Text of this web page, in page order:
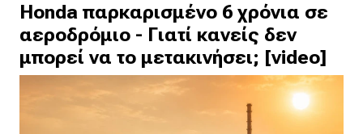
Honda παρκαρισμένο 6 χρόνια σε
αεροδρόμιο - Γιατί κανείς δεν
μπορεί να το μετακινήσει; [video]